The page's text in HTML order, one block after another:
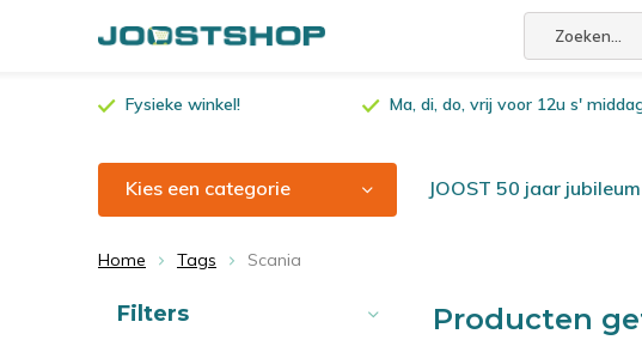
Fysieke winkel! Ma, di, do, vrij voor 12u s'
Kies een categorie JOOST 50 jaar
Home Tags Scania
Producten
Sorteren op:
Filters